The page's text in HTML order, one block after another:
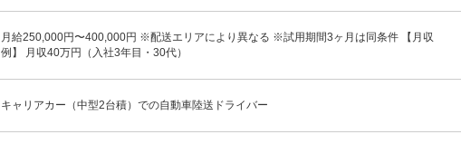
月給250,000円〜400,000円 ※配送エリアにより異なる ※試用期間3ヶ月は同条件 【月収
例】 月収40万円（入社3年目・30代）
キャリアカー（中型2台積）での自動車陸送ドライバー